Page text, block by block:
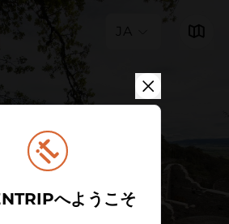
JA
へようこそ